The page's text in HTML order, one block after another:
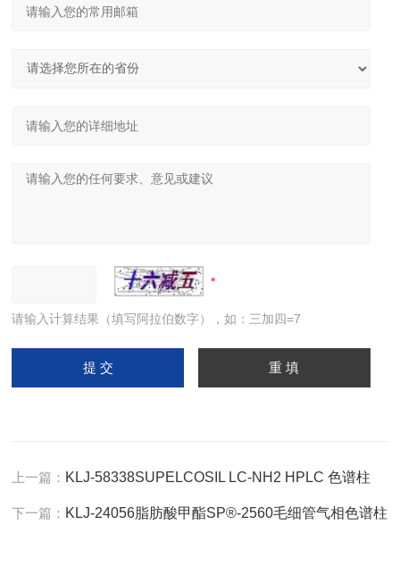
请输入计算结果（填写阿拉伯数字），如：三加四=7
上一篇： KLJ-58338SUPELCOSIL LC-NH2 HPLC 色谱柱
下一篇： KLJ-24056脂肪酸甲酯SP®-2560毛细管气相色谱柱